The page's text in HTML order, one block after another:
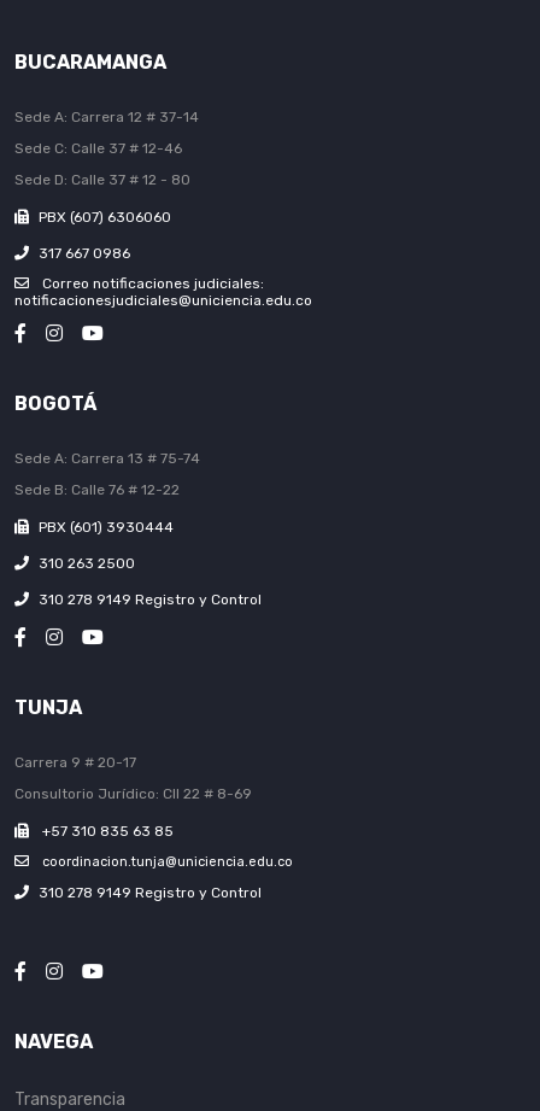
BUCARAMANGA
Sede A: Carrera 12 # 37-14
Sede C: Calle 37 # 12-46
Sede D: Calle 37 # 12 - 80
PBX (607) 6306060
317 667 0986
Correo notificaciones judiciales:
notificacionesjudiciales@uniciencia.edu.co
BOGOTÁ
Sede A: Carrera 13 # 75-74
Sede B: Calle 76 # 12-22
PBX (601) 3930444
310 263 2500
310 278 9149 Registro y Control
TUNJA
Carrera 9 # 20-17
Consultorio Jurídico: Cll 22 # 8-69
+57 310 835 63 85
coordinacion.tunja@uniciencia.edu.co
310 278 9149 Registro y Control
NAVEGA
Transparencia